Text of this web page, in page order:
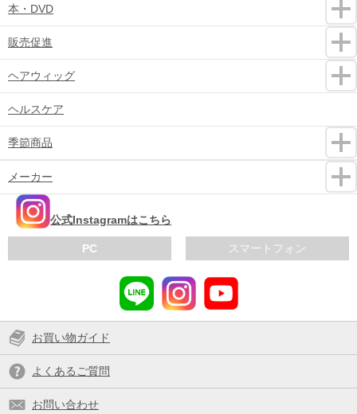
本・DVD
販売促進
ヘアウィッグ
ヘルスケア
季節商品
メーカー
公式Instagramはこちら
スマートフォン
PC
お買い物ガイド
よくあるご質問
お問い合わせ